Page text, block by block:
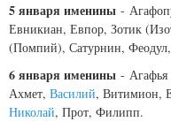
5 января именины -
Евникиан, Евпор, Зотик
(Помпий), Сатурнин,
6 января именины -
Ахмет, Василий, Витимион,
Николай, Прот, Филипп.